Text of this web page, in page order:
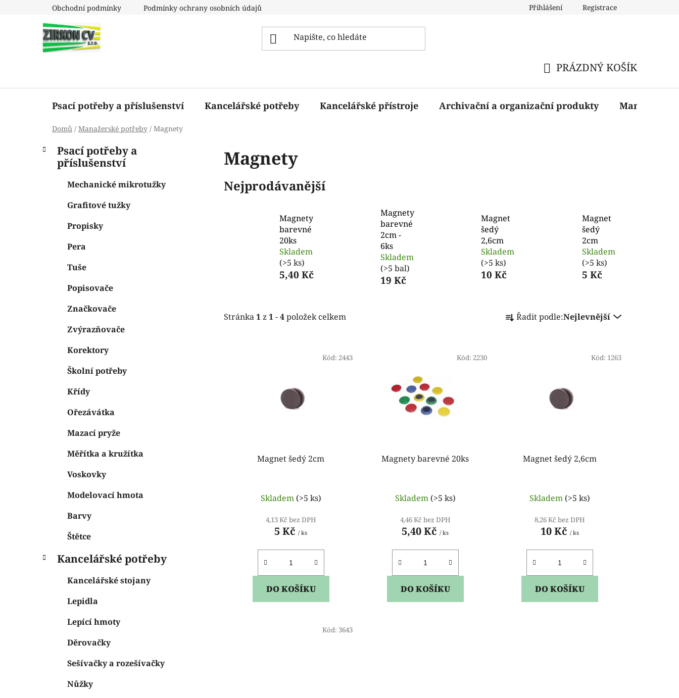
Obchodní podmínky Podmínky ochrany osobních údajů Přihlášení Registrace
KOŠÍK
PRÁZDNÝ KOŠÍK
Psací potřeby a příslušenství Kancelářské potřeby Kancelářské přístroje Archivační a organizační produkty Manažerské
Domů / Manažerské potřeby / Magnety
P
o
kategorie
K
a
Psací potřeby a
příslušenství
Mechanické mikrotužky
Grafitové tužky
Propisky
Pera
Tuše
Popisovače
Značkovače
Zvýrazňovače
Korektory
Školní potřeby
Křídy
Ořezávátka
Mazací pryže
Měřítka a kružítka
Voskovky
Modelovací hmota
Barvy
Štětce
Kancelářské potřeby
Kancelářské stojany
Lepidla
Lepící hmoty
Děrovačky
Sešívačky a rozešívačky
Nůžky
Magnety
Nejprodávanější
Magnety
barevné
20ks
Skladem
(>5 ks)
5,40 Kč
Magnety
barevné
2cm -
6ks
Skladem
(>5 bal)
19 Kč
Magnet
šedý
2,6cm
Skladem
(>5 ks)
10 Kč
Magnet
šedý
2cm
Skladem
(>5 ks)
5 Kč
Stránka1z1-4položek celkem a Řadit podle:Nejlevnější
Magnet šedý 2cm
Skladem (>5 ks)
4,13 Kč bez DPH
5 Kč/ ks
DO KOŠÍKU
Kód: 2443
Magnety barevné 20ks
Skladem (>5 ks)
4,46 Kč bez DPH
5,40 Kč/ ks
DO KOŠÍKU
Kód: 2230
Magnet šedý 2,6cm
Skladem (>5 ks)
8,26 Kč bez DPH
10 Kč / ks
DO KOŠÍKU
Kód: 1263
Kód: 3643